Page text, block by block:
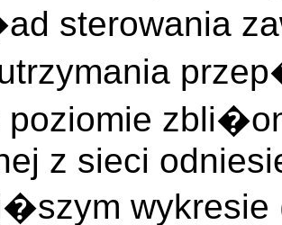
sterowania
poziomie
z sieci